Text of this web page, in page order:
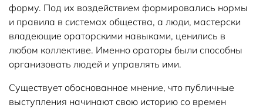
форму. Под их воздействием формировались нормы
и правила в системах общества, а люди, мастерски
владеющие ораторскими навыками, ценились в
любом коллективе. Именно ораторы были способны
организовать людей и управлять ими.
Существует обоснованное мнение, что публичные
выступления начинают свою историю со времен